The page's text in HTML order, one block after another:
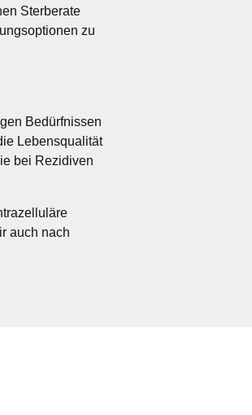
Sterberate
zu
Bedürfnissen
Lebensqualität
bei Rezidiven
auch nach